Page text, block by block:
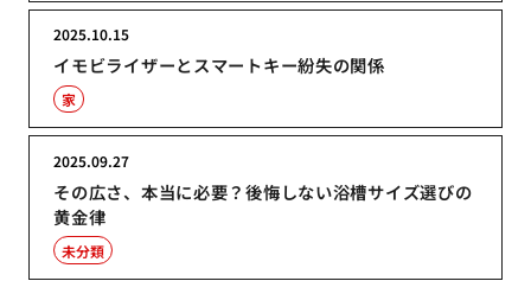
イモビライザーとスマートキー紛失の関係
2025.10.15
家
その広さ、本当に必要？後悔しない浴槽サイズ選びの
黄金律
2025.09.27
未分類